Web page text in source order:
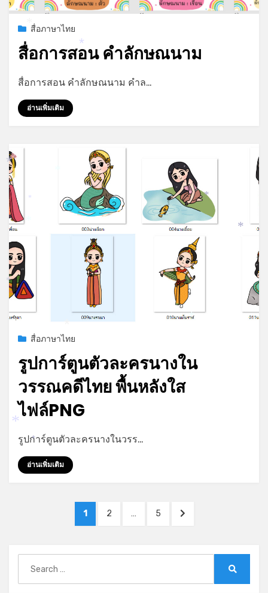
Posted
on
กรกฎาคม 20, 2023
สื่อภาษาไทย
สื่อการสอน คำลักษณนาม
admin
สื่อการสอน คำลักษณนาม คำล…
อ่านเพิ่มเติม
Postedกรกฎาคม 6, 2023
สื่อภาษาไทย
รูปการ์ตูนตัวละครนางใน
วรรณคดีไทย พื้นหลังใส
ไฟล์PNG
by admin
รูปการ์ตูนตัวละครนางในวรร…
อ่านเพิ่มเติม
pagination
PAGE
1 PAGE
2 … PAGE
5
NEXT
for:
*
*
*
*